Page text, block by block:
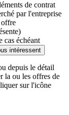
de contrat
par l'entreprise
offre
cas échéant
intéressent
depuis le détail
la ou les offres de
sur l'icône